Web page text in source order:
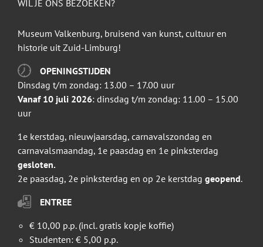
WIL JE ONS BEZOEKEN?
Museum Valkenburg, bruisend van kunst, cultuur en
historie uit Zuid-Limburg!
OPENINGSTIJDEN
Dinsdag t/m zondag: 13.00 – 17.00 uur
Vanaf 10 juli 2026: dinsdag t/m zondag: 11.00 – 15.00
uur
1e kerstdag, nieuwjaarsdag, carnavalszondag en
carnavalsmaandag, 1e paasdag en 1e pinksterdag
gesloten.
2e paasdag, 2e pinksterdag en op 2e kerstdag geopend.
ENTREE
€ 10,00 p.p. (incl. gratis kopje koffie)
Studenten: € 5,00 p.p.